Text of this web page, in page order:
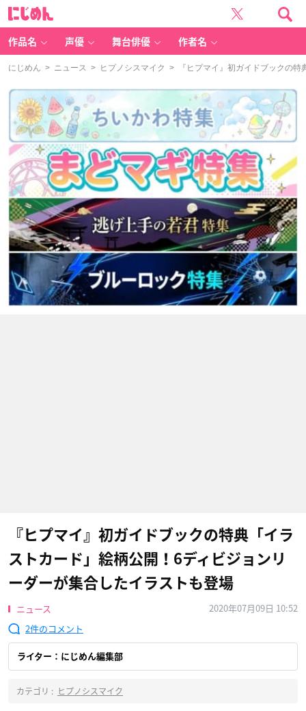
作品名 声優 舞台俳優 作者名
にじめん > ニュース > ヒプノシスマイク > 『ヒプマイ』初ガイドブックの特
『ヒプマイ』初ガイドブックの特典「イラ
ストカード」絵柄公開！6ディビジョンリ
ーダーが集合したイラストも登場
ニュース
2020年07月09日 10:52
2
ライター：にじめん編集部
カテゴリ : ヒプノシスマイク